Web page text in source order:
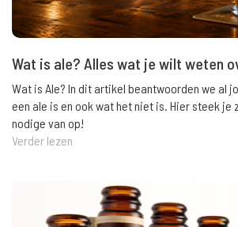
Wat is ale? Alles wat je wilt weten
Wat is Ale? In dit artikel beantwoorden we al
een ale is en ook wat het niet is. Hier steek je
nodige van op!
Verder lezen